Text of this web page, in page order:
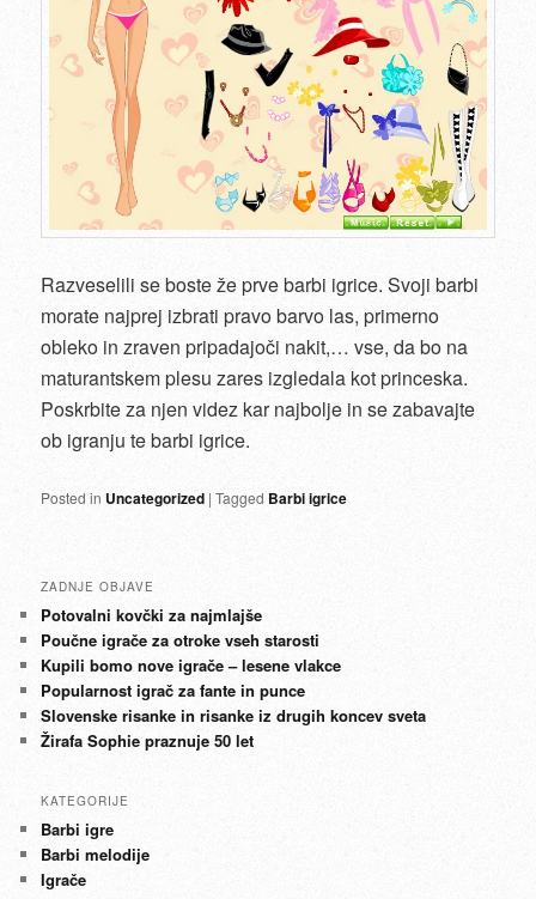
Razveselili se boste že prve barbi igrice. Svoji barbi
morate najprej izbrati pravo barvo las, primerno
obleko in zraven pripadajoči nakit,… vse, da bo na
maturantskem plesu zares izgledala kot princeska.
Poskrbite za njen videz kar najbolje in se zabavajte
ob igranju te barbi igrice.
Posted in Uncategorized |Tagged Barbi igrice
ZADNJE OBJAVE
Potovalni kovčki za najmlajše
Poučne igrače za otroke vseh starosti
Kupili bomo nove igrače – lesene vlakce
Popularnost igrač za fante in punce
Slovenske risanke in risanke iz drugih koncev sveta
Žirafa Sophie praznuje 50 let
KATEGORIJE
Barbi igre
Barbi melodije
Igrače